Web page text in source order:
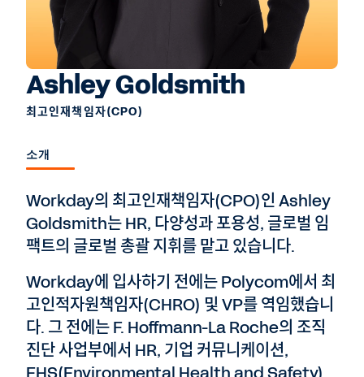
Ashley Goldsmith
최고인재책임자(CPO)
소개
Workday의 최고인재책임자(CPO)인 Ashley
Goldsmith는 HR, 다양성과 포용성, 글로벌 임
팩트의 글로벌 총괄 지휘를 맡고 있습니다.
Workday에 입사하기 전에는 Polycom에서 최
고인적자원책임자(CHRO) 및 VP를 역임했습니
다. 그 전에는 F. Hoffmann-La Roche의 조직
진단 사업부에서 HR, 기업 커뮤니케이션,